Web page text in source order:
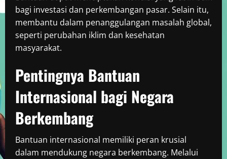
bagi investasi dan perkembangan pasar. Selain itu,
membantu dalam penanggulangan masalah global,
seperti perubahan iklim dan kesehatan
masyarakat.
Pentingnya Bantuan
Internasional bagi Negara
Berkembang
Bantuan internasional memiliki peran krusial
dalam mendukung negara berkembang. Melalui